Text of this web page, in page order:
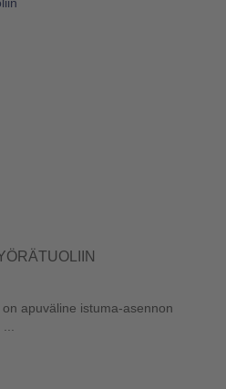
apuväline istuma-asennon